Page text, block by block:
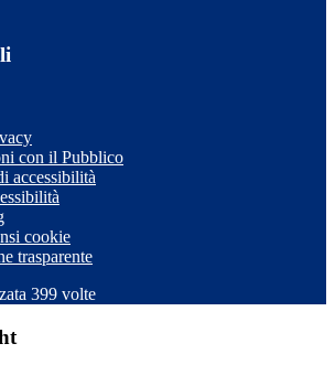
con il Pubblico
accessibilità
cookie
trasparente
399 volte